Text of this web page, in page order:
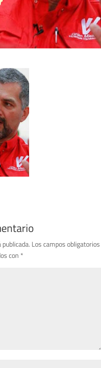
Los campos obligatorios
con *